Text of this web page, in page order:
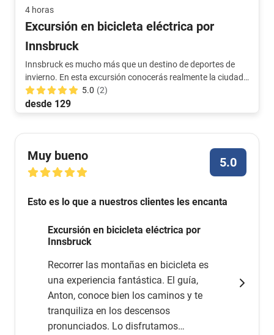
4 horas
Excursión en bicicleta eléctrica por
Innsbruck
Innsbruck es mucho más que un destino de deportes de
invierno. En esta excursión conocerás realmente la ciudad
y la naturaleza que la rodea. El guía es un auténtico
lugareño y sabe cómo mostrarte los lugares más bellos.
5.0 (2)
desde 129
Muy bueno 5.0
Esto es lo que a nuestros clientes les encanta
Excursión en bicicleta eléctrica por
Innsbruck
Recorrer las montañas en bicicleta es
una experiencia fantástica. El guía,
Anton, conoce bien los caminos y te
tranquiliza en los descensos
pronunciados. Lo disfrutamos